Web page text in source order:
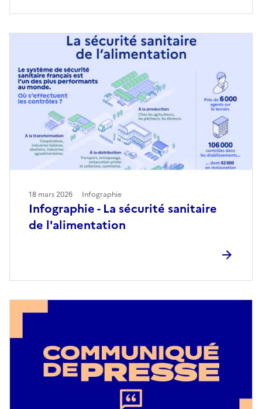
Infographie - La sécurité sanitaire
de l'alimentation
18 mars 2026 Infographie